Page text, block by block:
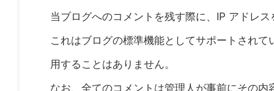
当ブログへのコメントを残す際に、IP アドレス
これはブログの標準機能としてサポートされ
用することはありません。
なお、全てのコメントは管理人が事前にその